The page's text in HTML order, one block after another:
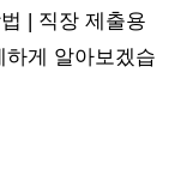
| 직장 제출용
게 알아보겠습